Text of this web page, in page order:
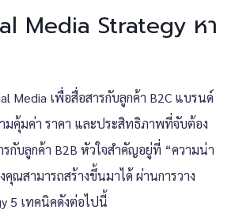
Media Strategy หา
Media เพื่อสื่อสารกับลูกค้า B2C แบรนด์
มคุ้มค่า ราคา และประสิทธิภาพที่จับต้อง
กับลูกค้า B2B หัวใจสำคัญอยู่ที่ “ความน่า
ณสามารถสร้างขึ้นมาได้ ผ่านการวาง
5 เทคนิคดังต่อไปนี้